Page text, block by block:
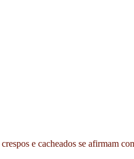
e cacheados se afirmam